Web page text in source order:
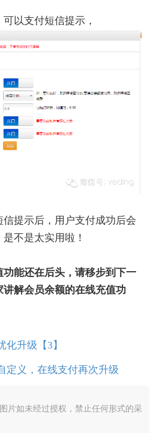
以支付短信提示，
提示后，用户支付成功后会
不是太实用啦！
功能还在后头，请移步到下一
解会员余额的在线充值功
化升级【3】
定义，在线支付再次升级
片如未经过授权，禁止任何形式的采